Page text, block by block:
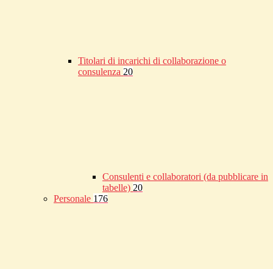
Titolari di incarichi di collaborazione o
consulenza 20
Consulenti e collaboratori (da pubblicare in
tabelle) 20
Personale 176